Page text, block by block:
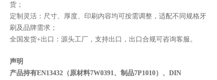
货；
定制灵活：尺寸、厚度、印刷内容均可按需调整，适配不同规格牙
刷及品牌需求；
全国发货+出口：源头工厂，支持出口，出口合规可咨询客服。
声明
产品持有EN13432（原材料7W0391、制品7P1010）、DIN